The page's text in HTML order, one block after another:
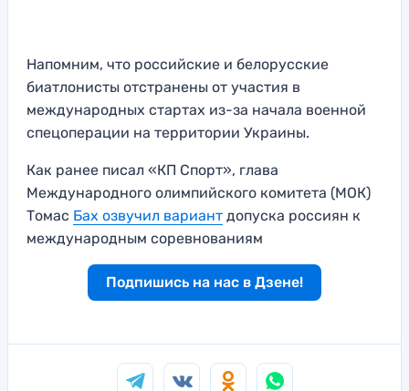
Напомним, что российские и белорусские
биатлонисты отстранены от участия в
международных стартах из-за начала военной
спецоперации на территории Украины.
Как ранее писал «КП Спорт», глава
Международного олимпийского комитета (МОК)
Томас Бах озвучил вариант допуска россиян к
международным соревнованиям
Подпишись на нас в Дзене!